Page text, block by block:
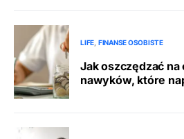
LIFE FINANSE OSOBISTE
Jak oszczędzać
nawyków, które